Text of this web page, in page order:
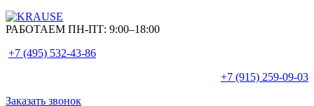
РАБОТАЕМ ПН-ПТ: 9:00–18:00
+7 (495) 532-43-86
+7 (915) 259-09-03
Заказать звонок